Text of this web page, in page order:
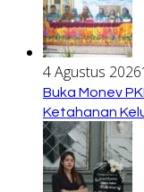
4 Agustus 2026
Buka Monev
Ketahanan